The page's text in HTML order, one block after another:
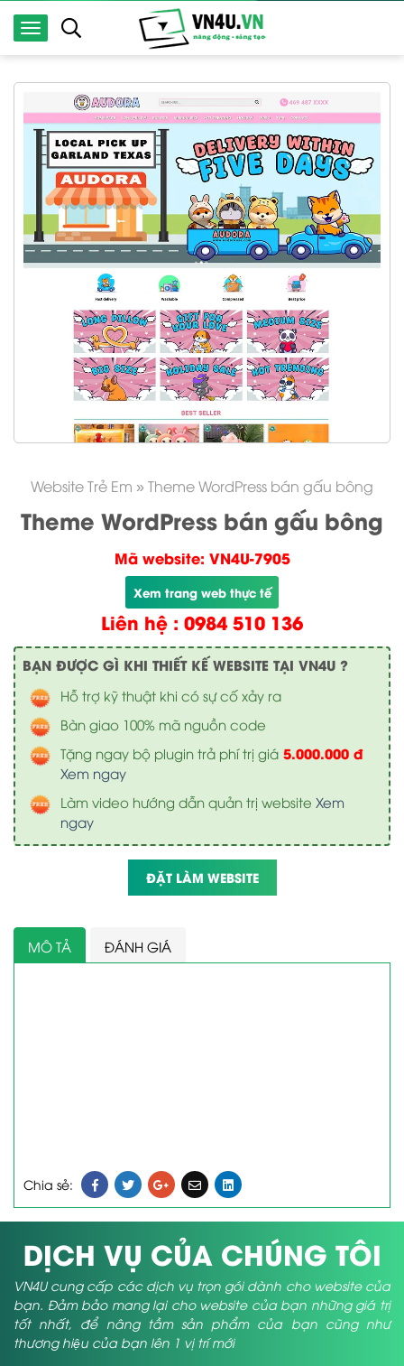
Website Trẻ Em » Theme WordPress bán gấu bông
Theme WordPress bán gấu bông
Mã website: VN4U-7905
Xem trang web thực tế
Liên hệ : 0984 510 136
BẠN ĐƯỢC GÌ KHI THIẾT KẾ WEBSITE TẠI VN4U ?
Hỗ trợ kỹ thuật khi có sự cố xảy ra
Bàn giao 100% mã nguồn code
Tặng ngay bộ plugin trả phí trị giá 5.000.000 đ
Xem ngay
Làm video hướng dẫn quản trị website Xem
ngay
ĐẶT LÀM WEBSITE
MÔ TẢ ĐÁNH GIÁ
Chia sẻ:
DỊCH VỤ CỦA CHÚNG TÔI
VN4U cung cấp các dịch vụ trọn gói dành cho website của
bạn. Đảm bảo mang lại cho website của bạn những giá trị
tốt nhất, để nâng tầm sản phẩm của bạn cũng như
thương hiệu của bạn lên 1 vị trí mới